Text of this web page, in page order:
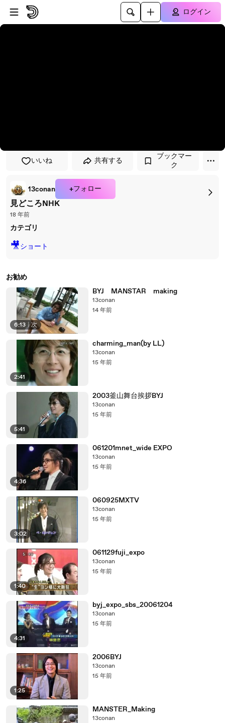
プレイヤーにスキップ
メインコンテンツにスキップ
ログイン
いいね 共有する
ブックマー
ク
13conan +フォロー
見どころNHK
18 年前
カテゴリ
🎥ショート
お勧め
6:13 | 次
BYJ MANSTAR making
13conan
14 年前
2:41
charming_man(by LL)
13conan
15 年前
5:41
2003釜山舞台挨拶BYJ
13conan
15 年前
4:36
061201mnet_wide EXPO
13conan
15 年前
3:02
060925MXTV
13conan
15 年前
1:40
061129fuji_expo
13conan
15 年前
4:31
byj_expo_sbs_20061204
13conan
15 年前
1:25
2006BYJ
13conan
15 年前
MANSTER_Making
13conan